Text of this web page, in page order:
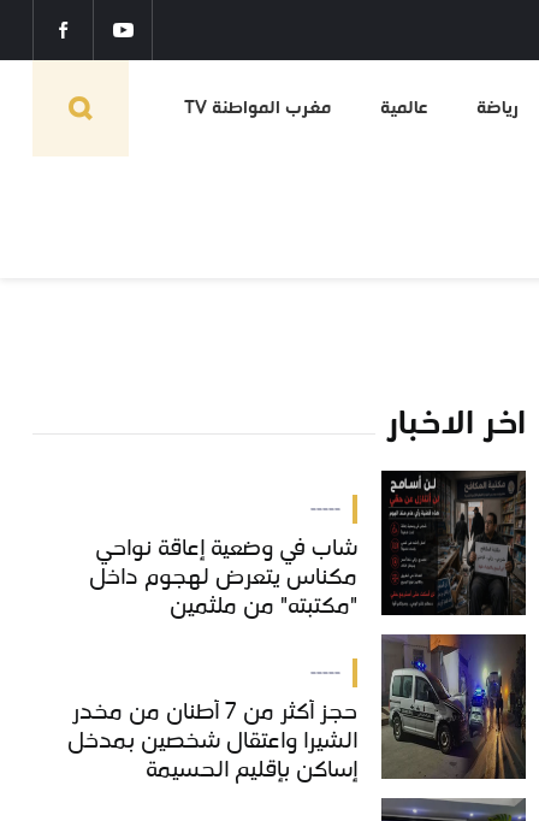
رياضة عالمية مغرب المواطنة TV
اخر الاخبار
-----
شاب في وضعية إعاقة نواحي
مكناس يتعرض لهجوم داخل
"مكتبته" من ملثمين
شاب في وضعية إعاقة نواحي
مكناس يتعرض لهجوم داخل
"مكتبته" من ملثمين
-----
حجز أكثر من 7 أطنان من مخدر
الشيرا واعتقال شخصين بمدخل
إساكن بإقليم الحسيمة
حجز أكثر من 7 أطنان من مخدر
الشيرا واعتقال شخصين بمدخل
إساكن بإقليم الحسيمة